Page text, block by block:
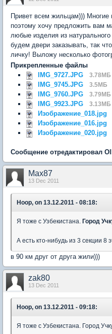
Привет всем жильцам)))
поэтому хочу предложить вам
любые изделия из
будем двери заказывать, так
личку! Выложу несколько
Прикрепленные файлы
IMG_9727.JPG
3.78МБ
IMG_9745.JPG 3.5МБ
IMG_9760.JPG 3.79МБ
IMG_9923.JPG 3.13МБ
Изображение_018.jpg
Изображение_016.jpg
Изображение_020.jpg
Сообщение отредактировал
Max87
13 Dec 2011
Hoop, on 13.12.2011 - 08:18:
Я тоже с Узбекистана. Город
А есть кто-нибудь из 3 секции 8
в 90 км друг от друга жили)))
zak80
13 Dec 2011
Hoop, on 13.12.2011 - 09:18:
Я тоже с Узбекистана. Город